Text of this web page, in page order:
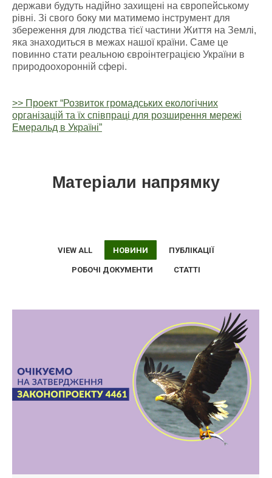
держави будуть надійно захищені на європейському
рівні. Зі свого боку ми матимемо інструмент для
збереження для людства тієї частини Життя на Землі,
яка знаходиться в межах нашої країни. Саме це
повинно стати реальною євроінтеграцією України в
природоохоронній сфері.
>> Проект “Розвиток громадських екологічних
організацій та їх співпраці для розширення мережі
Емеральд в Україні”
Матеріали напрямку
VIEW ALL НОВИНИ ПУБЛІКАЦІЇ
РОБОЧІ ДОКУМЕНТИ СТАТТІ